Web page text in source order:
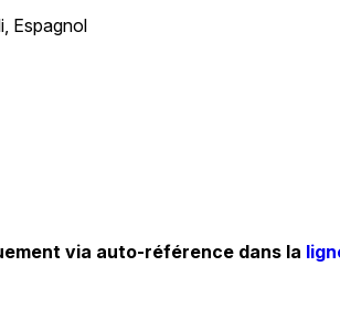
Espagnol
via auto-référence dans la